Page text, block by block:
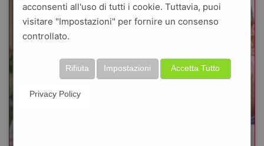
acconsenti all'uso di tutti i cookie. Tuttavia, puoi
visitare "Impostazioni" per fornire un consenso
controllato.
Accetta Tutto
Impostazioni
Rifiuta
Privacy Policy